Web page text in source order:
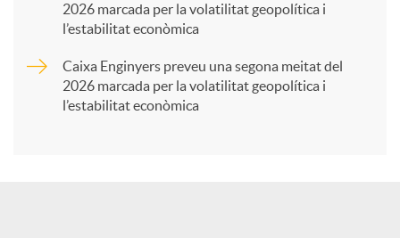
2026 marcada per la volatilitat geopolítica i
l’estabilitat econòmica
Caixa Enginyers preveu una segona meitat del
2026 marcada per la volatilitat geopolítica i
l’estabilitat econòmica